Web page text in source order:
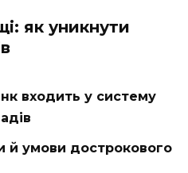
як уникнути
входить у систему
й умови дострокового